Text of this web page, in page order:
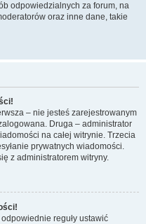
odpowiedzialnych za forum, na
oraz inne dane, takie
– nie jesteś zarejestrowanym
Druga – administrator
na całej witrynie. Trzecia
prywatnych wiadomości.
z administratorem witryny.
reguły ustawić